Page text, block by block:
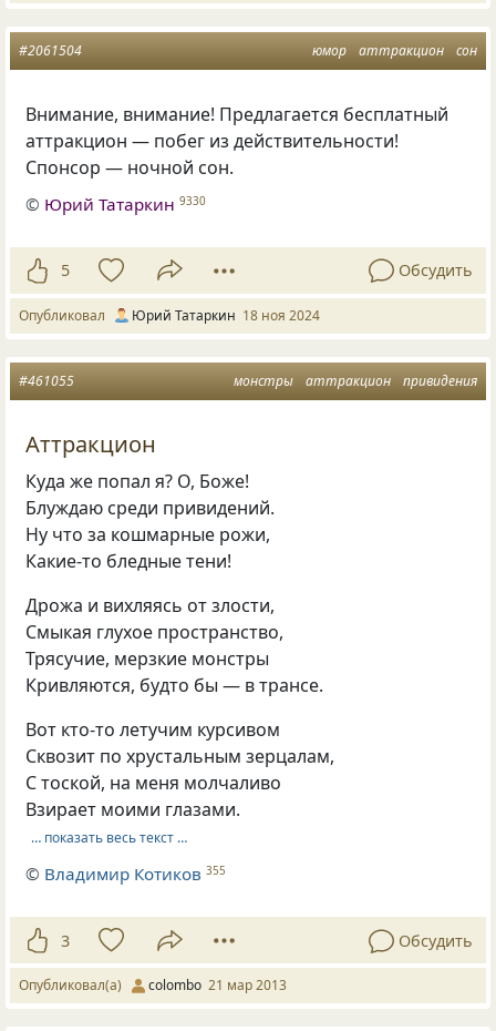
юмор аттракцион сон
#2061504
Внимание, внимание! Предлагается бесплатный
аттракцион — побег из действительности!
Спонсор — ночной сон.
© Юрий Татаркин 9330
5 Обсудить
Опубликовал Юрий Татаркин 18 ноя 2024
монстры аттракцион привидения
#461055
Аттракцион
Куда же попал я? О, Боже!
Блуждаю среди привидений.
Ну что за кошмарные рожи,
Какие-то бледные тени!
Дрожа и вихляясь от злости,
Смыкая глухое пространство,
Трясучие, мерзкие монстры
Кривляются, будто бы — в трансе.
Вот кто-то летучим курсивом
Сквозит по хрустальным зерцалам,
С тоской, на меня молчаливо
Взирает моими глазами.
… показать весь текст …
© Владимир Котиков 355
3 Обсудить
Опубликовал(а) colombo 21 мар 2013